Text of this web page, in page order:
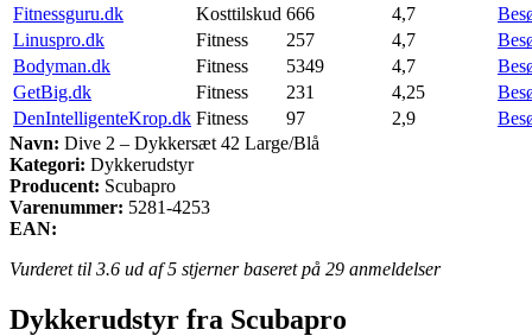
Fitnessguru.dk
Kosttilskud 666 4,7
Linuspro.dk
Fitness 257 4,7
Bodyman.dk
Fitness 5349 4,7
GetBig.dk
Fitness 231 4,25
DenIntelligenteKrop.dk Fitness 97 2,9
Navn: Dive 2 – Dykkersæt 42 Large/Blå
Kategori: Dykkerudstyr
Producent: Scubapro
Varenummer: 5281-4253
EAN:
Vurderet til 3.6 ud af 5 stjerner baseret på 29 anmeldelser
Dykkerudstyr fra Scubapro